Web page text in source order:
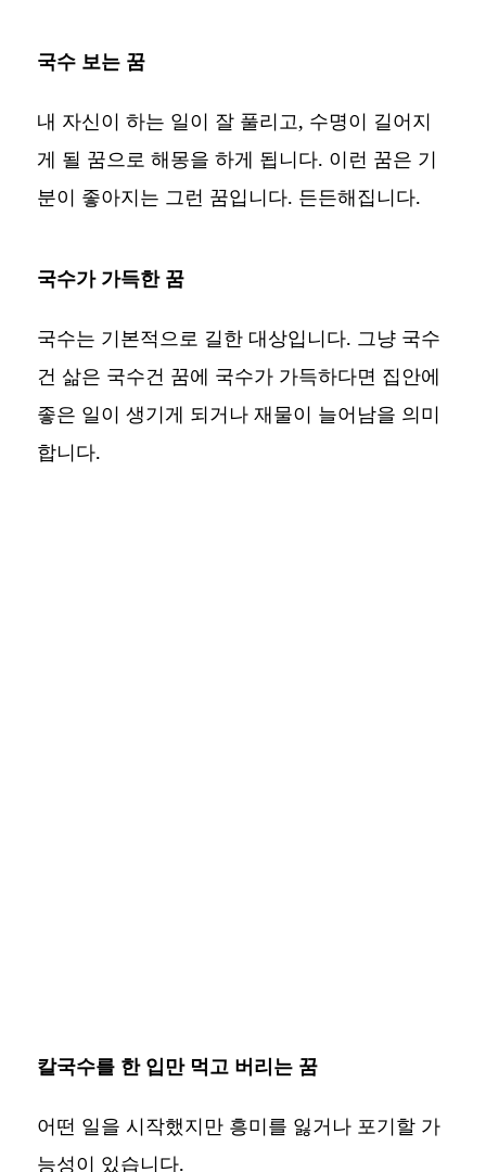
국수 보는 꿈
내 자신이 하는 일이 잘 풀리고, 수명이 길어지
게 될 꿈으로 해몽을 하게 됩니다. 이런 꿈은 기
분이 좋아지는 그런 꿈입니다. 든든해집니다.
국수가 가득한 꿈
국수는 기본적으로 길한 대상입니다. 그냥 국수
건 삶은 국수건 꿈에 국수가 가득하다면 집안에
좋은 일이 생기게 되거나 재물이 늘어남을 의미
합니다.
칼국수를 한 입만 먹고 버리는 꿈
어떤 일을 시작했지만 흥미를 잃거나 포기할 가
능성이 있습니다.